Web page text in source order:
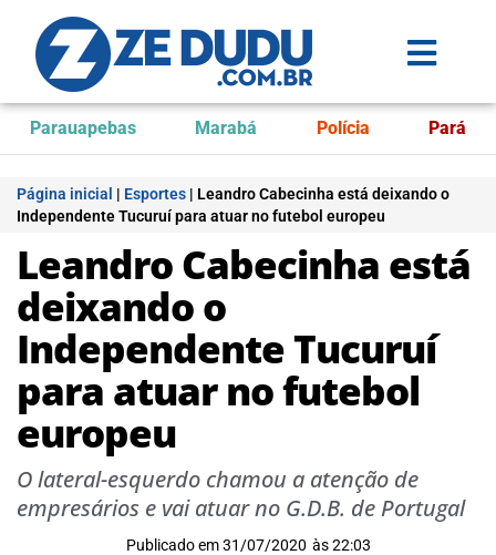
Parauapebas Marabá Polícia Pará
Página inicial | Esportes | Leandro Cabecinha está deixando o
Independente Tucuruí para atuar no futebol europeu
Leandro Cabecinha está
deixando o
Independente Tucuruí
para atuar no futebol
europeu
O lateral-esquerdo chamou a atenção de
empresários e vai atuar no G.D.B. de Portugal
Publicado em 31/07/2020 às 22:03